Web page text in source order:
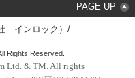
PAGE UP
インロック）/
Rights Reserved.
Ltd. & TM. All rights